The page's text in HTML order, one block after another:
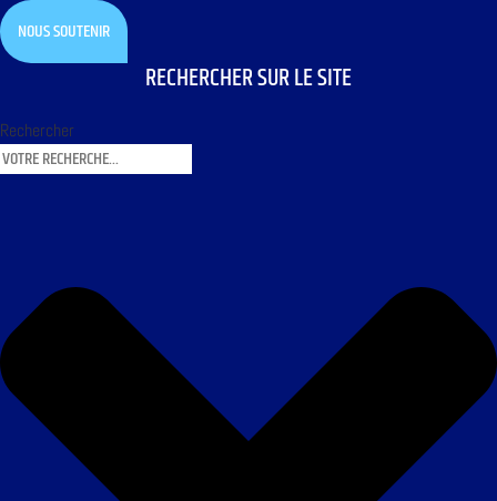
NOUS SOUTENIR
RECHERCHER SUR LE SITE
Rechercher